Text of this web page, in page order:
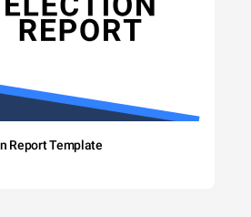
Report Template